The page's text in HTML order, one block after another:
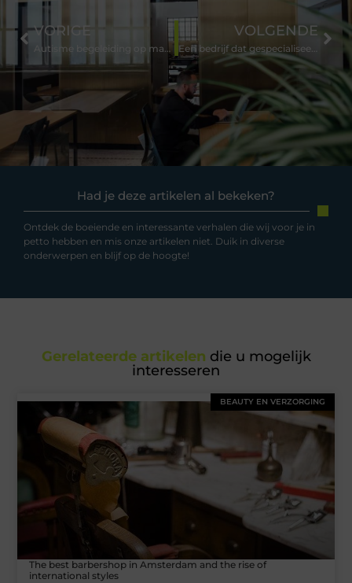
Had je deze artikelen al bekeken?
Ontdek de boeiende en interessante verhalen die wij voor je in
petto hebben en mis onze artikelen niet. Duik in diverse
onderwerpen en blijf op de hoogte!
VORIGE
Autisme begeleiding op maat bij dit centrum nabij Helmond
VOLGENDE
Een bedrijf dat gespecialiseerd is in bodemsanering
Gerelateerde artikelen die u mogelijk
interesseren
BEAUTY EN VERZORGING
The best barbershop in Amsterdam and the rise of
international styles